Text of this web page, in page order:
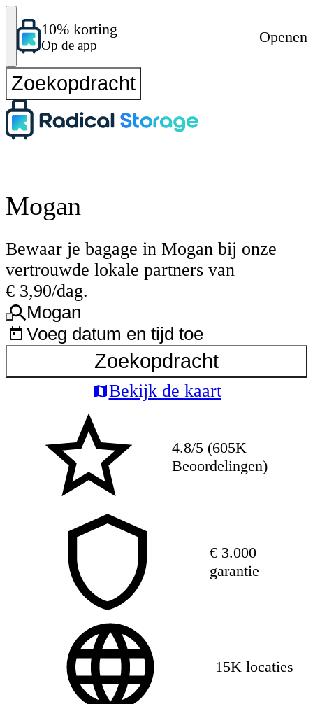
10% korting
Op de app
Openen
Zoekopdracht
Mogan
Bewaar je bagage in Mogan bij onze
vertrouwde lokale partners van
€ 3,90/dag.
Mogan
Voeg datum en tijd toe
Zoekopdracht
Bekijk de kaart
4.8/5 (605K
Beoordelingen)
€ 3.000
garantie
15K locaties